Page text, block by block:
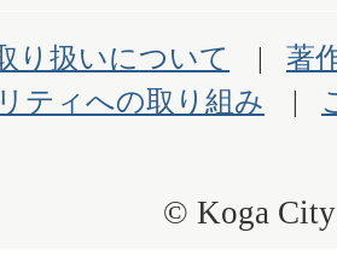
り扱いについて
著
ティへの取り組み
© Koga City